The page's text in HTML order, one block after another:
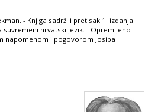
- Knjiga sadrži i pretisak 1. izdanja
suvremeni hrvatski jezik. - Opremljeno
napomenom i pogovorom Josipa